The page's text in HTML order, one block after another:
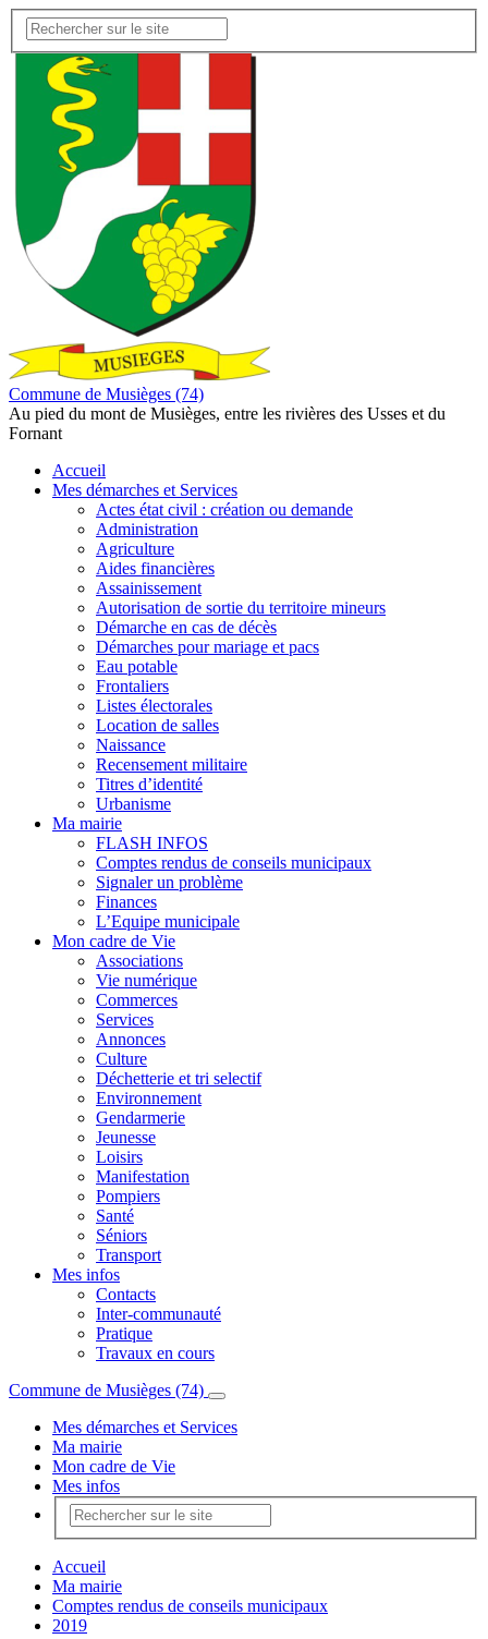
Commune de Musièges (74)
Au pied du mont de Musièges, entre les rivières des Usses et du
Fornant
Accueil
Mes démarches et Services
Actes état civil : création ou demande
Administration
Agriculture
Aides financières
Assainissement
Autorisation de sortie du territoire mineurs
Démarche en cas de décès
Démarches pour mariage et pacs
Eau potable
Frontaliers
Listes électorales
Location de salles
Naissance
Recensement militaire
Titres d’identité
Urbanisme
Ma mairie
FLASH INFOS
Comptes rendus de conseils municipaux
Signaler un problème
Finances
L’Equipe municipale
Mon cadre de Vie
Associations
Vie numérique
Commerces
Services
Annonces
Culture
Déchetterie et tri selectif
Environnement
Gendarmerie
Jeunesse
Loisirs
Manifestation
Pompiers
Santé
Séniors
Transport
Mes infos
Contacts
Inter-communauté
Pratique
Travaux en cours
Commune de Musièges (74)
Mes démarches et Services
Ma mairie
Mon cadre de Vie
Mes infos
Accueil
Ma mairie
Comptes rendus de conseils municipaux
2019